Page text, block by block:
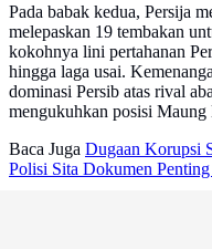
Pada babak kedua, Persija
melepaskan 19 tembakan
kokohnya lini pertahanan
hingga laga usai.
dominasi Persib atas rival
mengukuhkan posisi
Baca Juga Dugaan Korupsi
Polisi Sita Dokumen